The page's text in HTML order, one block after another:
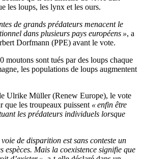
les loups, les lynx et les ours.
de grands prédateurs menacent le
dans plusieurs pays européens », a
Dorfmann (PPE) avant le vote.
moutons sont tués par des loups chaque
les populations de loups augmentent
Ulrike Müller (Renew Europe), le vote
que les troupeaux puissent « enfin être
les prédateurs individuels lorsque
de disparition est sans conteste un
espèces. Mais la coexistence signifie que